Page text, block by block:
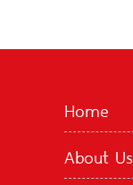
Home
About Us